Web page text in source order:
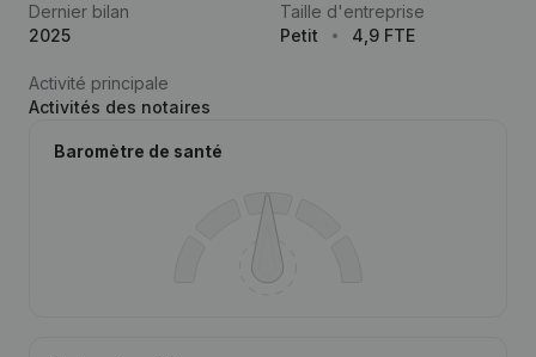
Dernier bilan
2025
Taille d'entreprise
Petit
4,9 FTE
Activité principale
Activités des notaires
Baromètre de santé